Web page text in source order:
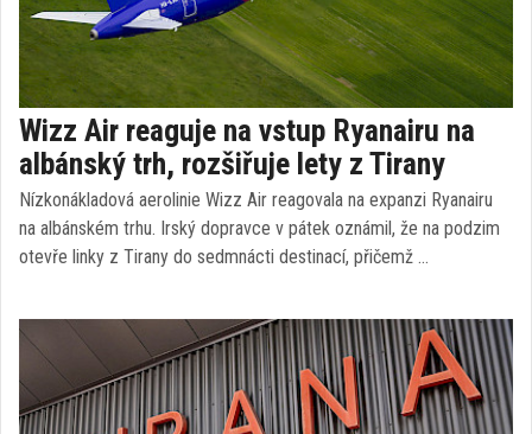
Wizz Air reaguje na vstup Ryanairu na
albánský trh, rozšiřuje lety z Tirany
Nízkonákladová aerolinie Wizz Air reagovala na expanzi Ryanairu
na albánském trhu. Irský dopravce v pátek oznámil, že na podzim
otevře linky z Tirany do sedmnácti destinací, přičemž …